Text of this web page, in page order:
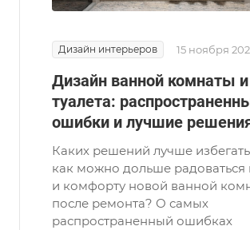
Дизайн интерьеров 15 ноября
Дизайн ванной комнаты и
туалета:
ошибки и лучшие
Каких решений лучше
как можно дольше радоваться
и комфорту новой ванной
после ремонта? О самых
распространенный ошибках